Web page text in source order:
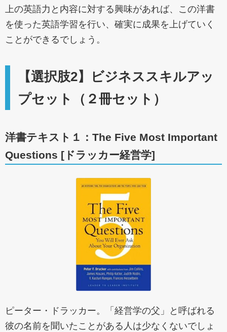
上の英語力と内容に対する興味があれば、この洋書
を使った英語学習を行い、確実に成果を上げていく
ことができるでしょう。
【選択肢2】ビジネススキルアッ
プセット（２冊セット）
洋書テキスト１：The Five Most Important
Questions [ドラッカー経営学]
ピーター・ドラッカー。「経営学の父」と呼ばれる
彼の名前を聞いたことがある人は少なくないでしょ